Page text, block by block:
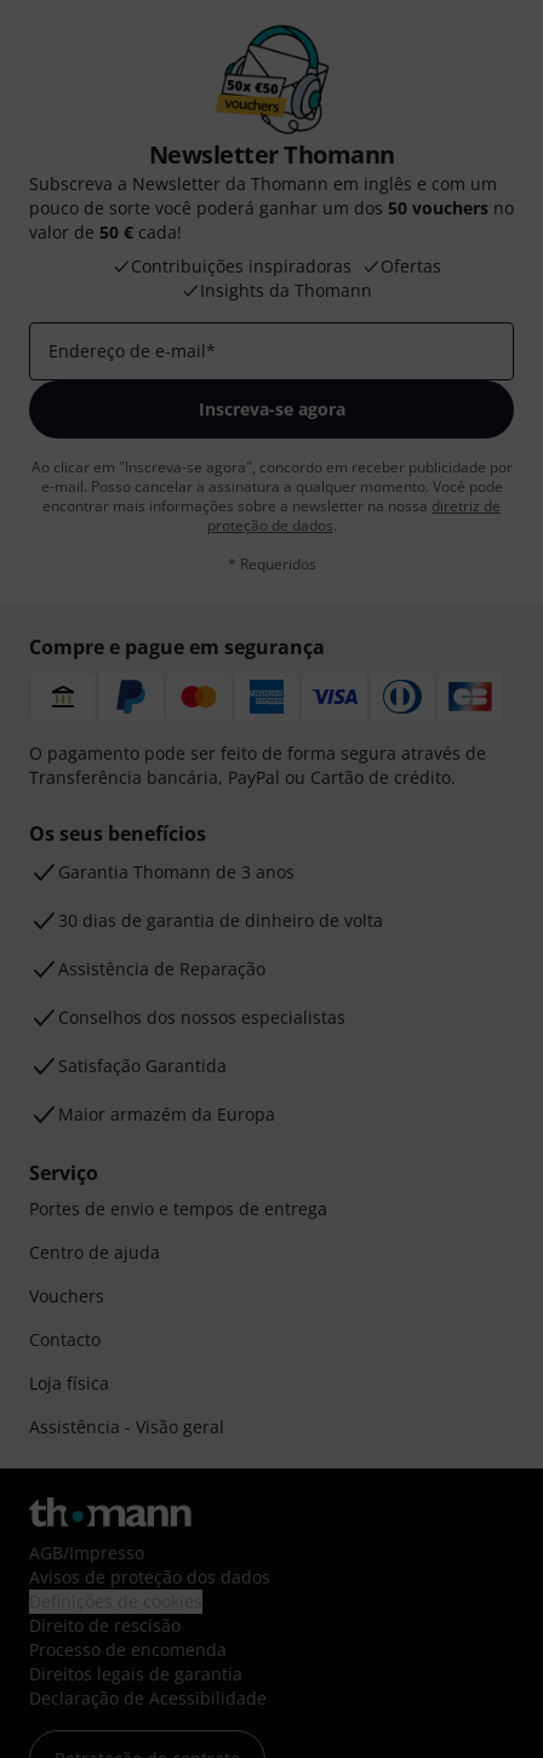
Newsletter Thomann
Subscreva a Newsletter da Thomann em inglês e com um
pouco de sorte você poderá ganhar um dos 50 vouchers no
valor de 50 € cada!
Contribuições inspiradoras
Ofertas
Insights da Thomann
Endereço de e-mail*
Inscreva-se agora
Ao clicar em "Inscreva-se agora", concordo em receber publicidade por
e-mail. Posso cancelar a assinatura a qualquer momento. Você pode
encontrar mais informações sobre a newsletter na nossa diretriz de
proteção de dados.
* Requeridos
Compre e pague em segurança
O pagamento pode ser feito de forma segura através de
Transferência bancária, PayPal ou Cartão de crédito.
Os seus benefícios
Garantia Thomann de 3 anos
30 dias de garantia de dinheiro de volta
Assistência de Reparação
Conselhos dos nossos especialistas
Satisfação Garantida
Maior armazém da Europa
Serviço
Portes de envio e tempos de entrega
Centro de ajuda
Vouchers
Contacto
Loja física
Assistência - Visão geral
AGB/Impresso
Avisos de proteção dos dados
Direito de rescisão
Processo de encomenda
Direitos legais de garantia
Declaração de Acessibilidade